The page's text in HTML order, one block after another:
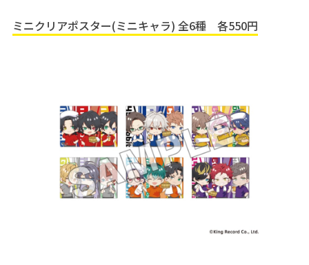
ミニクリアポスター(ミニキャラ) 全6種 各550円